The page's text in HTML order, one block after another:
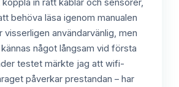
in rätt kablar och sensorer,
behöva läsa igenom manualen
visserligen användarvänlig, men
något långsam vid första
testet märkte jag att wifi-
påverkar prestandan – har